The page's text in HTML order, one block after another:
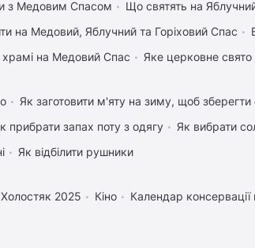
з Медовим Спасом Що святять на
на Медовий, Яблучний та Горіховий Спас
на Медовий Спас Яке церковне
Як заготовити м'яту на зиму, щоб зберегти
прибрати запах поту з одягу
Як вибрати
Як відбілити рушники
Холостяк 2025 Кіно Календар